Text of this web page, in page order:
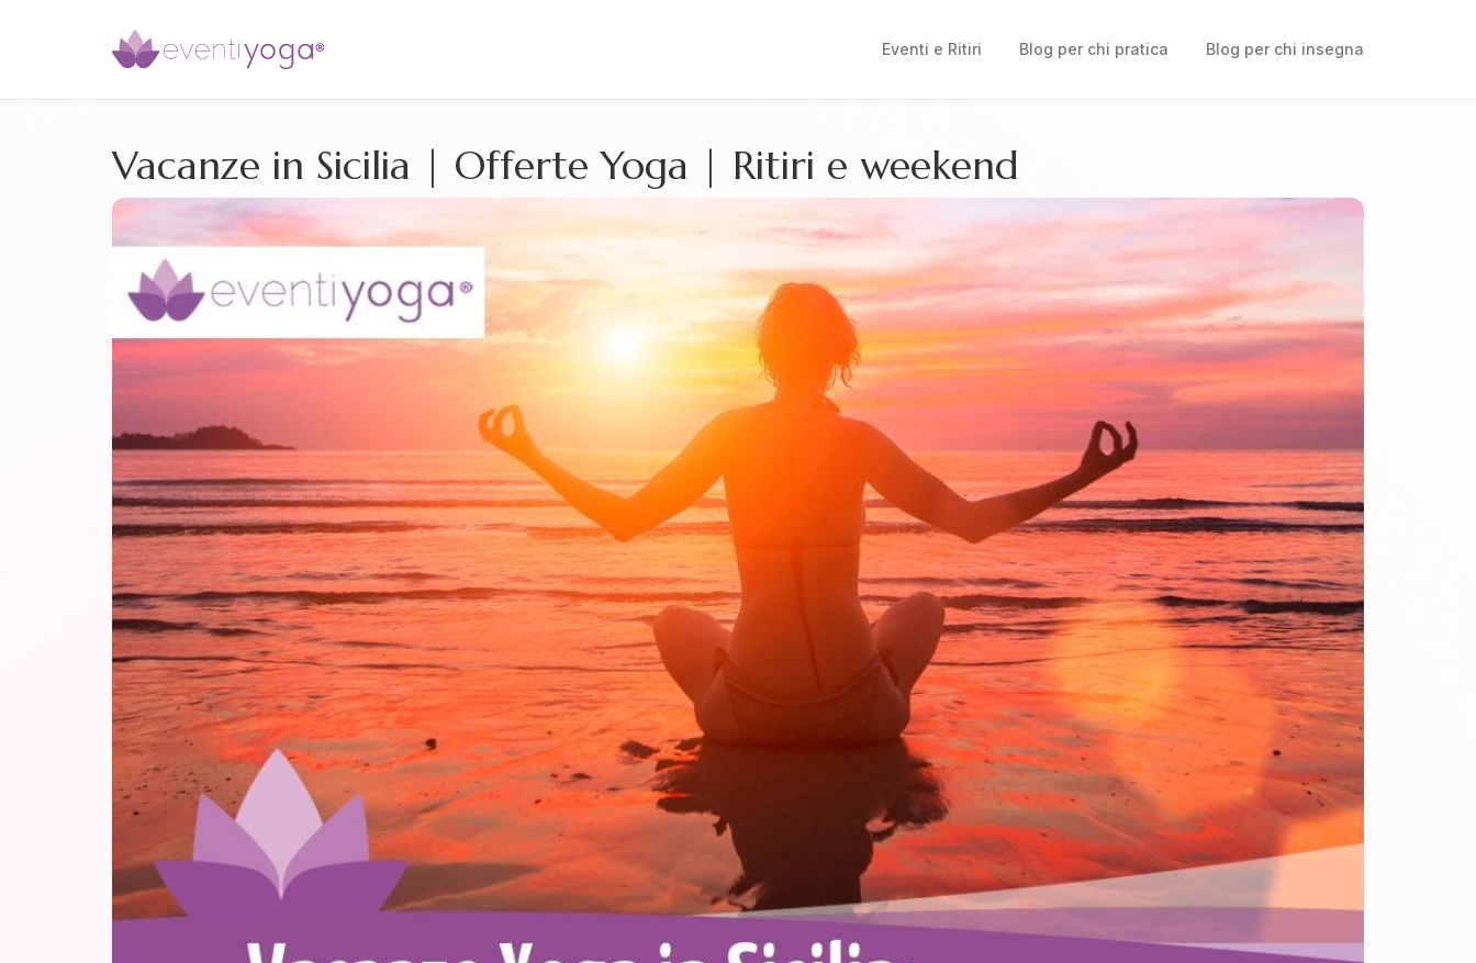
Eventi e Ritiri Blog per chi pratica Blog per chi insegna
Vacanze in Sicilia | Offerte Yoga | Ritiri e weekend